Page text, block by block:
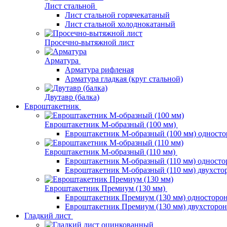
Лист стальной
Лист стальной горячекатаный
Лист стальной холоднокатаный
Просечно-вытяжной лист
Арматура
Арматура рифленая
Арматура гладкая (круг стальной)
Двутавр (балка)
Евроштакетник
Евроштакетник М-образный (100 мм)
Евроштакетник М-образный (100 мм)
Евроштакетник М-образный (110 мм)
Евроштакетник М-образный (110 мм)
Евроштакетник М-образный (110 мм)
Евроштакетник Премиум (130 мм)
Евроштакетник Премиум (130 мм)
Евроштакетник Премиум (130 мм)
Гладкий лист